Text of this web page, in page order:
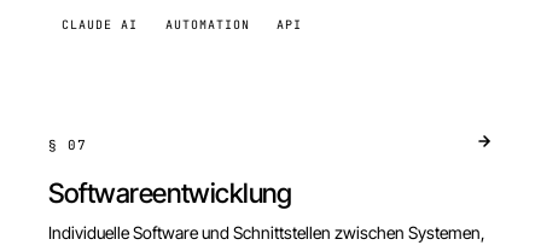
CLAUDE AI AUTOMATION API
§07
Softwareentwicklung
Individuelle Software und Schnittstellen zwischen Systemen,